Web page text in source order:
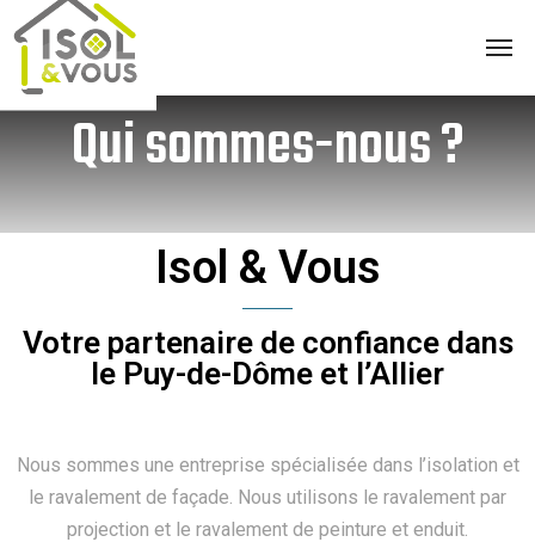
Qui sommes-nous ?
Isol & Vous
Votre partenaire de confiance dans
le Puy-de-Dôme et l’Allier
Nous sommes une entreprise spécialisée dans l’isolation et
le ravalement de façade. Nous utilisons le ravalement par
projection et le ravalement de peinture et enduit.